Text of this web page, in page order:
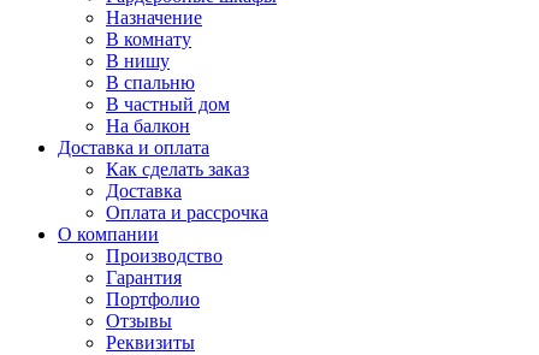
Назначение
В комнату
В нишу
В спальню
В частный дом
На балкон
Доставка и оплата
Как сделать заказ
Доставка
Оплата и рассрочка
О компании
Производство
Гарантия
Портфолио
Отзывы
Реквизиты